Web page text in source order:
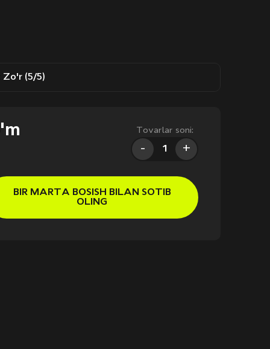
Zo'r (5/5)
Tovarlar soni:
- +
BIR MARTA BOSISH BILAN SOTIB
OLING